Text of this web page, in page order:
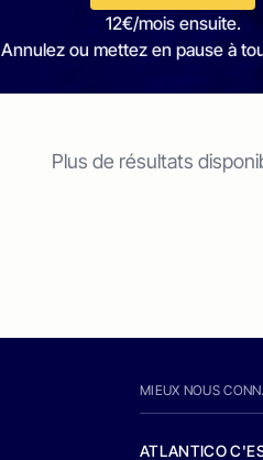
12€/mois ensuite.
Annulez ou mettez en pause à
Plus de résultats
MIEUX NOUS
ATLANTICO